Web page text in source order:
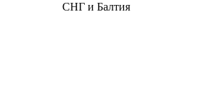
СНГ и Балтия